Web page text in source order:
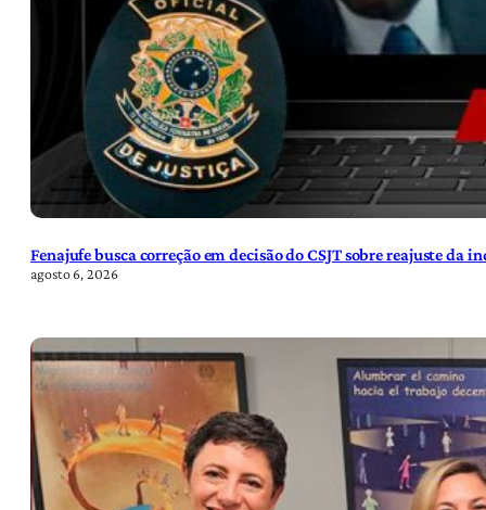
Fenajufe busca correção em decisão do CSJT sobre reajuste da
agosto 6, 2026